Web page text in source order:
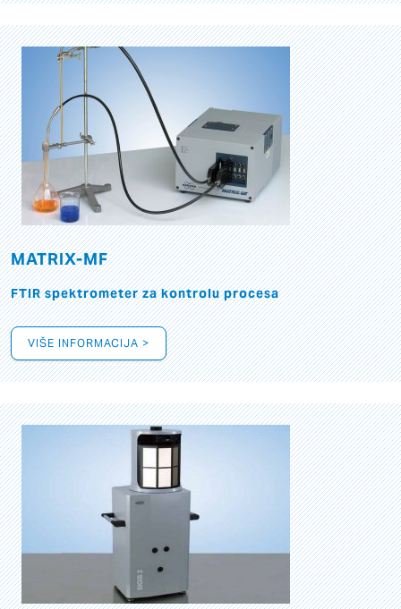
MATRIX-MF
FTIR spektrometer za kontrolu procesa
VIŠE INFORMACIJA >